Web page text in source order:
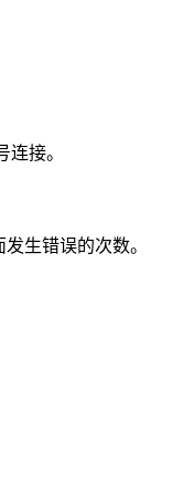
接。
生错误的次数。